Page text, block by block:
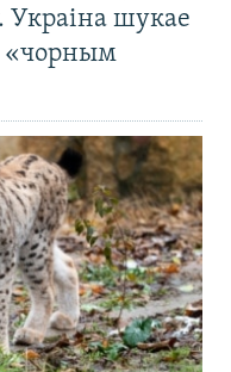
Украіна шукае
«чорным